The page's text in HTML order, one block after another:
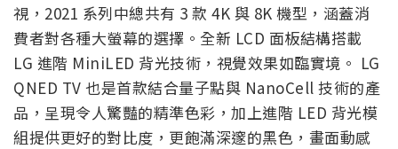
視，2021 系列中總共有 3 款 4K 與 8K 機型，涵蓋消
費者對各種大螢幕的選擇。全新 LCD 面板結構搭載
LG 進階 MiniLED 背光技術，視覺效果如臨實境。 LG
QNED TV 也是首款結合量子點與 NanoCell 技術的產
品，呈現令人驚豔的精準色彩，加上進階 LED 背光模
組提供更好的對比度，更飽滿深邃的黑色，畫面動感